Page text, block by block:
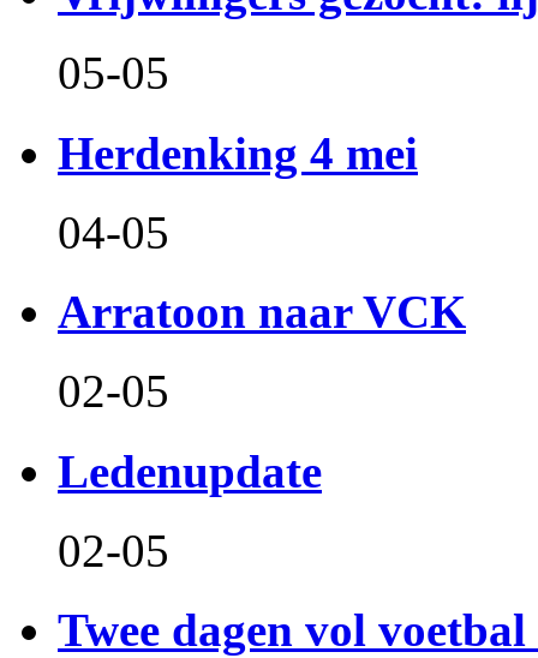
05-05
Herdenking 4 mei
04-05
Arratoon naar VCK
02-05
Ledenupdate
02-05
Twee dagen vol